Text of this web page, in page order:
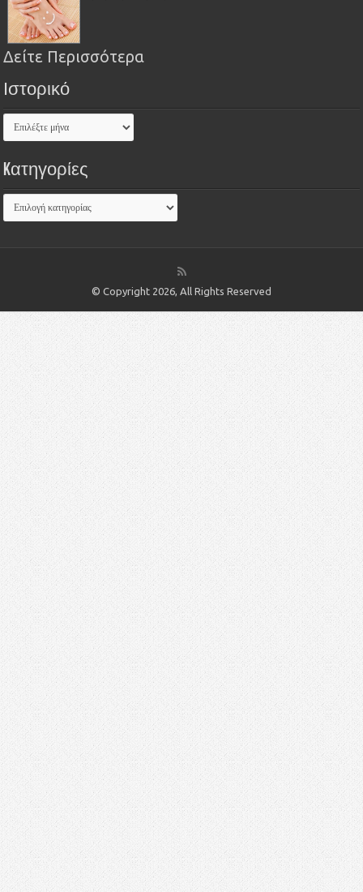
Δείτε Περισσότερα
Ιστορικό
Kατηγορίες
© Copyright 2026, All Rights Reserved